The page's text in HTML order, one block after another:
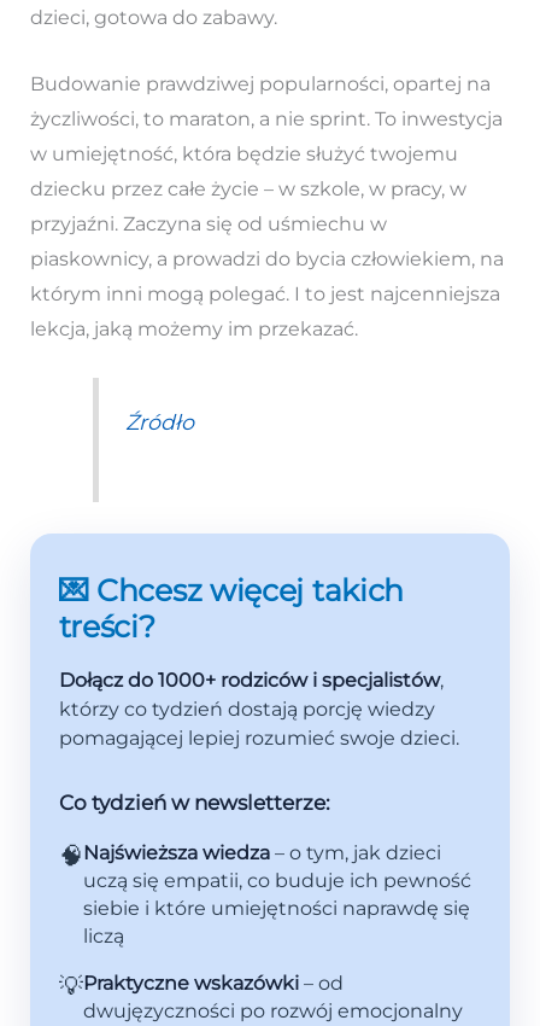
dzieci, gotowa do zabawy.
Budowanie prawdziwej popularności, opartej na
życzliwości, to maraton, a nie sprint. To inwestycja
w umiejętność, która będzie służyć twojemu
dziecku przez całe życie – w szkole, w pracy, w
przyjaźni. Zaczyna się od uśmiechu w
piaskownicy, a prowadzi do bycia człowiekiem, na
którym inni mogą polegać. I to jest najcenniejsza
lekcja, jaką możemy im przekazać.
Źródło
💌 Chcesz więcej takich
treści?
Dołącz do 1000+ rodziców i specjalistów,
którzy co tydzień dostają porcję wiedzy
pomagającej lepiej rozumieć swoje dzieci.
Co tydzień w newsletterze:
🧠Najświeższa wiedza– o tym, jak dzieci
uczą się empatii, co buduje ich pewność
siebie i które umiejętności naprawdę się
liczą
💡Praktyczne wskazówki– od
dwujęzyczności po rozwój emocjonalny